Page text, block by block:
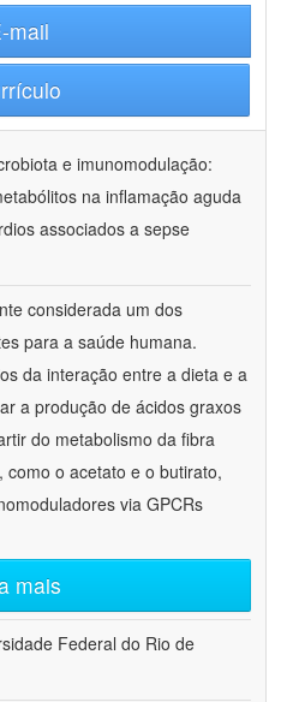
mail
e imunomodulação:
na inflamação aguda
associados a sepse
considerada um dos
para a saúde humana.
da interação entre a dieta e a
a produção de ácidos graxos
do metabolismo da fibra
como o acetato e o butirato,
via GPCRs
mais
Federal do Rio de